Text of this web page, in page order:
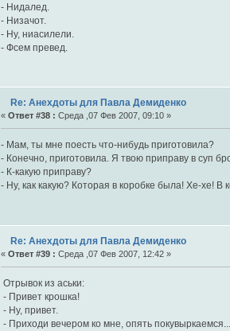
- Нидалед.
- Низачот.
- Ну, ниасилели.
- Фсем превед.
Re: Анехдоты для Павла Демиденко
« Ответ #38 : Среда ,07 Фев 2007, 09:10 »
- Мам, ты мне поесть что-нибудь приготовила?
- Конечно, приготовила. Я твою приправу в суп
- К-какую приправу?
- Ну, как какую? Которая в коробке была! Хе-хе!
Re: Анехдоты для Павла Демиденко
« Ответ #39 : Среда ,07 Фев 2007, 12:42 »
Отрывок из аськи:
- Привет крошка!
- Ну, привет.
- Приходи вечером ко мне, опять покувыркаемся...